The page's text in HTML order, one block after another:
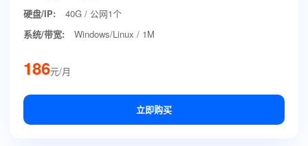
硬盘/IP:
40G / 公网1个
系统/带宽:
Windows/Linux / 1M
186元/月
立即购买